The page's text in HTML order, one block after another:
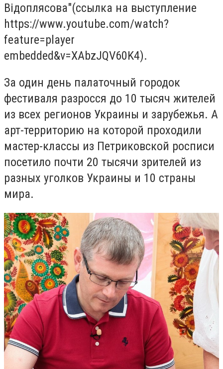
Відоплясова"(ссылка на выступление
https://www.youtube.com/watch?
feature=player
embedded&v=XAbzJQV60K4).
За один день палаточный городок
фестиваля разросся до 10 тысяч жителей
из всех регионов Украины и зарубежья. А
арт-территорию на которой проходили
мастер-классы из Петриковской росписи
посетило почти 20 тысячи зрителей из
разных уголков Украины и 10 страны
мира.